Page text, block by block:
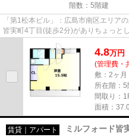
階数：5階建
「第1松本ビル」：広島市南区エリア
皆実町4丁目(徒歩2分)がありちょっと
4.8万円
(管理費・
敷：2ヶ月
所在階：5
間取り：
面積：
賃貸｜アパート ミルフォード皆